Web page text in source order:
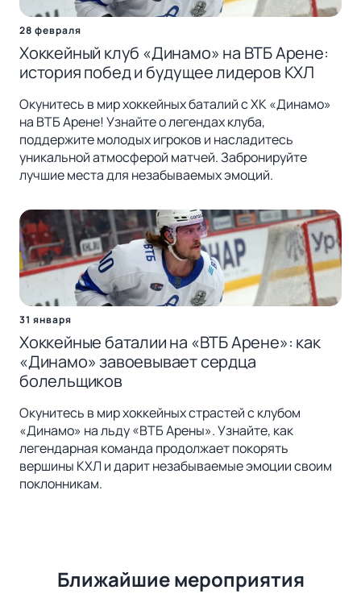
28 февраля
Хоккейный клуб «Динамо» на ВТБ Арене:
история побед и будущее лидеров КХЛ
Окунитесь в мир хоккейных баталий с ХК «Динамо»
на ВТБ Арене! Узнайте о легендах клуба,
поддержите молодых игроков и насладитесь
уникальной атмосферой матчей. Забронируйте
лучшие места для незабываемых эмоций.
31 января
Хоккейные баталии на «ВТБ Арене»: как
«Динамо» завоевывает сердца
болельщиков
Окунитесь в мир хоккейных страстей с клубом
«Динамо» на льду «ВТБ Арены». Узнайте, как
легендарная команда продолжает покорять
вершины КХЛ и дарит незабываемые эмоции своим
поклонникам.
Ближайшие мероприятия